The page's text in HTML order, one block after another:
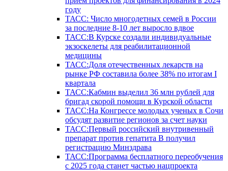
году
ТАСС: Число многодетных семей в России
за последние 8-10 лет выросло вдвое
ТАСС:В Курске создали индивидуальные
экзоскелеты для реабилитационной
медицины
ТАСС:Доля отечественных лекарств на
рынке РФ составила более 38% по итогам I
квартала
ТАСС:Кабмин выделил 36 млн рублей для
бригад скорой помощи в Курской области
ТАСС:На Конгрессе молодых ученых в Сочи
обсудят развитие регионов за счет науки
ТАСС:Первый российский внутривенный
препарат против гепатита В получил
регистрацию Минздрава
ТАСС:Программа бесплатного переобучения
с 2025 года станет частью нацпроекта